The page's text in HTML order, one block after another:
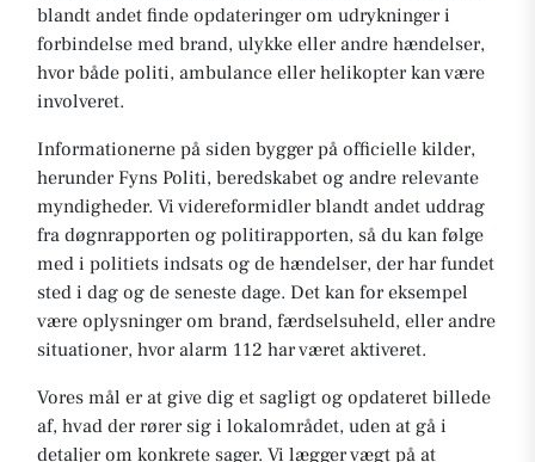
blandt andet finde opdateringer om udrykninger i
forbindelse med brand, ulykke eller andre hændelser,
hvor både politi, ambulance eller helikopter kan være
involveret.
Informationerne på siden bygger på officielle kilder,
herunder Fyns Politi, beredskabet og andre relevante
myndigheder. Vi videreformidler blandt andet uddrag
fra døgnrapporten og politirapporten, så du kan følge
med i politiets indsats og de hændelser, der har fundet
sted i dag og de seneste dage. Det kan for eksempel
være oplysninger om brand, færdselsuheld, eller andre
situationer, hvor alarm 112 har været aktiveret.
Vores mål er at give dig et sagligt og opdateret billede
af, hvad der rører sig i lokalområdet, uden at gå i
detaljer om konkrete sager. Vi lægger vægt på at